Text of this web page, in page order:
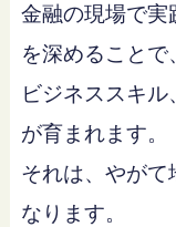
金融の現場で実
を深めることで
ビジネススキ
が育まれます。
それは、やがて
なります。